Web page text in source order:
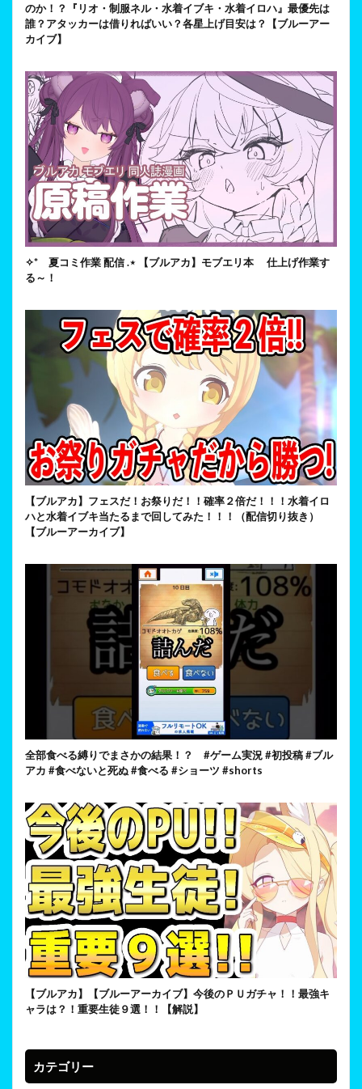
のか！？『リオ・制服ネル・水着イブキ・水着イロハ』最優先は
誰？アタッカーは借りればいい？各星上げ目安は？【ブルーアー
カイブ】
✧* 夏コミ作業 配信 .⋆ 【ブルアカ】モブエリ本 仕上げ作業す
る～！
【ブルアカ】フェスだ！お祭りだ！！確率２倍だ！！！水着イロ
ハと水着イブキ当たるまで回してみた！！！（配信切り抜き）
【ブルーアーカイブ】
全部食べる縛りでまさかの結果！？ #ゲーム実況 #初投稿 #ブル
アカ #食べないと死ぬ #食べる #ショーツ #shorts
【ブルアカ】【ブルーアーカイブ】今後のＰＵガチャ！！最強キ
ャラは？！重要生徒９選！！【解説】
カテゴリー